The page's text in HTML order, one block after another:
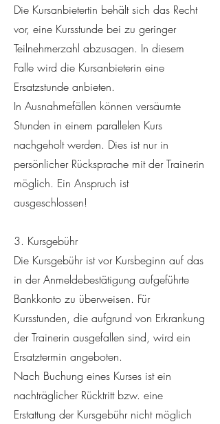
Die Kursanbietertin behält sich das Recht
vor, eine Kursstunde bei zu geringer
Teilnehmerzahl abzusagen. In diesem
Falle wird die Kursanbieterin eine
Ersatzstunde anbieten.
In Ausnahmefällen können versäumte
Stunden in einem parallelen Kurs
nachgeholt werden. Dies ist nur in
persönlicher Rücksprache mit der Trainerin
möglich. Ein Anspruch ist
ausgeschlossen!
3. Kursgebühr
Die Kursgebühr ist vor Kursbeginn auf das
in der Anmeldebestätigung aufgeführte
Bankkonto zu überweisen. Für
Kursstunden, die aufgrund von Erkrankung
der Trainerin ausgefallen sind, wird ein
Ersatztermin angeboten.
Nach Buchung eines Kurses ist ein
nachträglicher Rücktritt bzw. eine
Erstattung der Kursgebühr nicht möglich